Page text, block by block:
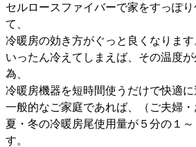
セルロースファイバーで家をすっぽ
て、
冷暖房の効き方がぐっと良くなります
いったん冷えてしまえば、その温度
為、
冷暖房機器を短時間使うだけで快適に
一般的なご家庭であれば、（ご夫婦・
夏・冬の冷暖房尾使用量が５分の１
す。